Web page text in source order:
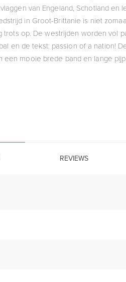
van Engeland, Schotland en
in Groot-Brittanie is niet
op. De westrijden worden vol
en de tekst: passion of a nation!
mooie brede band en lange
REVIEWS